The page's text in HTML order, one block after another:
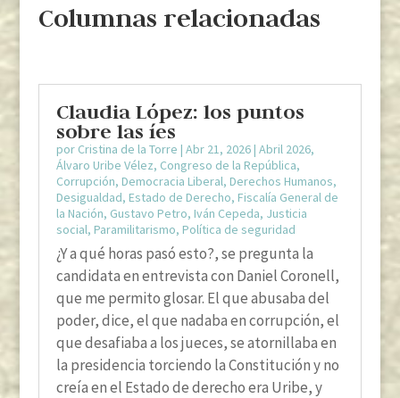
Columnas relacionadas
Claudia López: los puntos
sobre las íes
por Cristina de la Torre | Abr 21, 2026| Abril 2026,
Álvaro Uribe Vélez, Congreso de la República,
Corrupción, Democracia Liberal, Derechos Humanos,
Desigualdad, Estado de Derecho, Fiscalía General de
la Nación, Gustavo Petro, Iván Cepeda, Justicia
social, Paramilitarismo, Política de seguridad
¿Y a qué horas pasó esto?, se pregunta la
candidata en entrevista con Daniel Coronell,
que me permito glosar. El que abusaba del
poder, dice, el que nadaba en corrupción, el
que desafiaba a los jueces, se atornillaba en
la presidencia torciendo la Constitución y no
creía en el Estado de derecho era Uribe, y